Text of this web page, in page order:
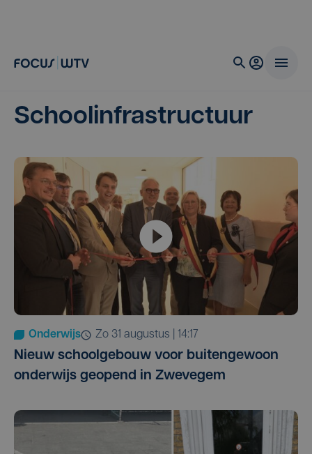
Schoolinfrastructuur
Onderwijs zo 31 augustus | 14:17
Nieuw schoolgebouw voor buitengewoon
onderwijs geopend in Zwevegem